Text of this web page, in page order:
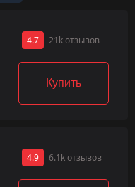
4.7 21k отзывов
Купить
4.9 6.1k отзывов